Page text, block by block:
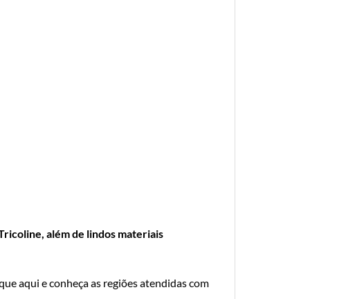
além de lindos materiais
aqui e conheça as regiões atendidas com